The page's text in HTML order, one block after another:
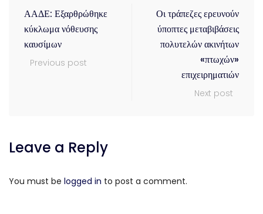
ΑΑΔΕ: Εξαρθρώθηκε
κύκλωμα νόθευσης
καυσίμων
Previous post
Οι τράπεζες ερευνούν
ύποπτες μεταβιβάσεις
πολυτελών ακινήτων
«πτωχών»
επιχειρηματιών
Next post
Leave a Reply
You must be logged in to post a comment.